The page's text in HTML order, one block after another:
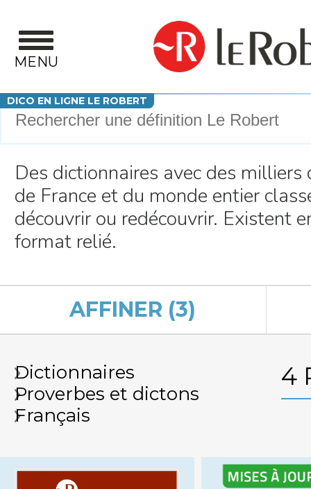
MENU
DICO EN LIGNE LE ROBERT
Votre recherche
Des dictionnaires avec des
de France et du monde entier
découvrir ou redécouvrir. Existent
format relié.
AFFINER (3)
Dictionnaires
Proverbes et dictons
Français
4